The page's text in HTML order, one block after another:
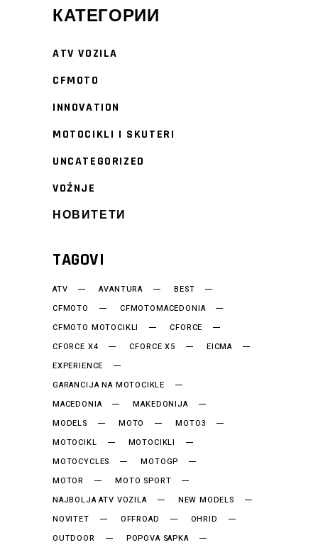
КАТЕГОРИИ
ATV VOZILA
CFMOTO
INNOVATION
MOTOCIKLI I SKUTERI
UNCATEGORIZED
VOŽNJE
НОВИТЕТИ
TAGOVI
ATV AVANTURA
BEST
CFMOTO
CFMOTOMACEDONIA
CFMOTO MOTOCIKLI
CFORCE
CFORCE X4
CFORCE X5
EICMA
EXPERIENCE
GARANCIJA NA MOTOCIKLE
MACEDONIA
MAKEDONIJA
MODELS
MOTO
MOTO3
MOTOCIKL
MOTOCIKLI
MOTOCYCLES
MOTOGP
MOTOR
MOTO SPORT
NAJBOLJA ATV VOZILA
NEW MODELS
NOVITET
OFFROAD
OHRID
OUTDOOR
POPOVA SAPKA